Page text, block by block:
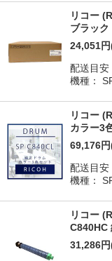
リコー
ブラック
24,051円
配送目安
機種：
リコー
カラー3
69,176円
配送目安
機種：
リコー
C840HC
31,286円